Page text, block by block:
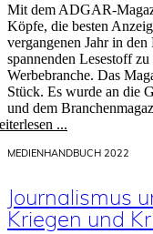
Mit dem ADGAR-
Köpfe, die besten
vergangenen Jahr in
spannenden Lesestoff
Werbebranche. Das
Stück. Es wurde an die
und dem
...
MEDIENHANDBUCH 2022
Journalismus
Kriegen und